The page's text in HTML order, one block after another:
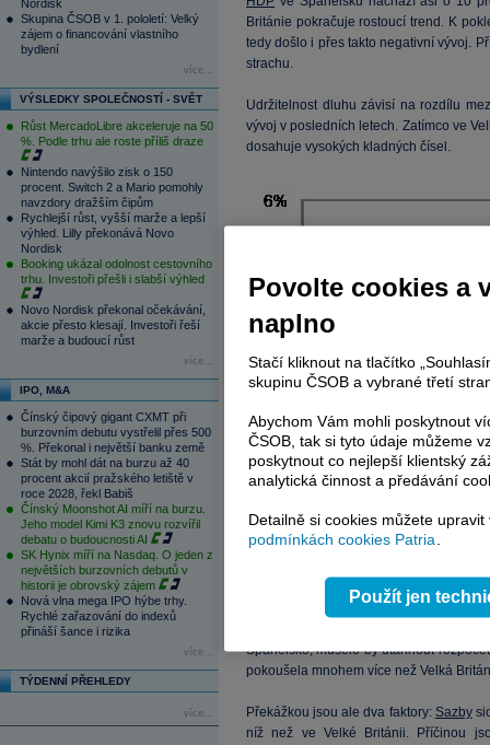
Nordisk
Skupina ČSOB v 1. pololetí: Velký
zájem o financování vlastního
bydlení
více...
VÝSLEDKY SPOLEČNOSTÍ - SVĚT
Růst MercadoLibre akceleruje na 50
%. Podle trhu ale roste příliš draze
Nintendo navýšilo zisk o 150
procent. Switch 2 a Mario pomohly
navzdory dražším čipům
Rychlejší růst, vyšší marže a lepší
výhled. Lilly překonává Novo
Nordisk
Booking ukázal odolnost cestovního
trhu. Investoři přešli i slabší výhled
Novo Nordisk překonal očekávání,
akcie přesto klesají. Investoři řeší
marže a budoucí růst
více...
IPO, M&A
Čínský čipový gigant CXMT při
burzovním debutu vystřelil přes 500
%. Překonal i největší banku země
Stát by mohl dát na burzu až 40
procent akcií pražského letiště v
roce 2028, řekl Babiš
Čínský Moonshot AI míří na burzu.
Jeho model Kimi K3 znovu rozvířil
debatu o budoucnosti AI
SK Hynix míří na Nasdaq. O jeden z
největších burzovních debutů v
historii je obrovský zájem
Nová vlna mega IPO hýbe trhy.
Rychlé zařazování do indexů
přináší šance i rizika
více...
TÝDENNÍ PŘEHLEDY
více...
Británie pokračuje rostoucí trend. K
tedy došlo i přes takto negativní vývoj.
strachu.
Udržitelnost dluhu závisí na rozdílu
vývoj v posledních letech. Zatímco ve
dosahuje vysokých kladných čísel.
Uvedená čísla implikují, že Španělsko
primárního rozpočtového přebytku 1,83
Španělsko, muselo by utáhnout
pokoušela mnohem více než Velká
Překážkou jsou ale dva faktory: Sazby
níž než ve Velké Británii. Příčinou
Povolte cookies a
naplno
Stačí kliknout na tlačítko
skupinu ČSOB a vybrané třetí
Abychom Vám mohli poskytnout
ČSOB, tak si tyto údaje můžeme
poskytnout co nejlepší klientský
analytická činnost a předávání
Detailně si cookies můžete
podmínkách cookies Patria.
Použít jen